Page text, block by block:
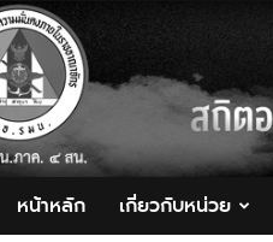
กอ.รมน.ภาค
4
สน.
หน้าหลัก เกี่ยวกับหน่วย